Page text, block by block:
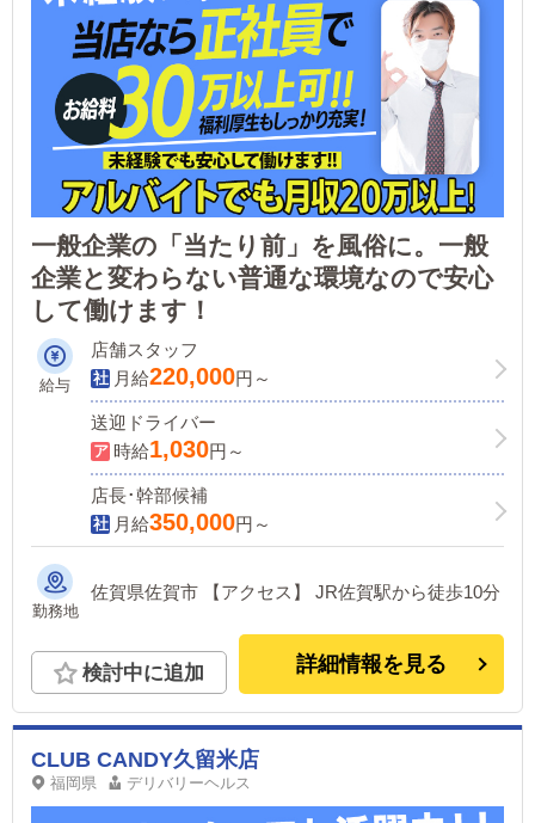
一般企業の「当たり前」を風俗に。一般
企業と変わらない普通な環境なので安心
して働けます！
給与
店舗スタッフ
月給220,000円～
送迎ドライバー
時給1,030円～
店長･幹部候補
月給350,000円～
勤務地
佐賀県佐賀市 【アクセス】 JR佐賀駅から徒歩10分
検討中に追加 詳細情報を見る
CLUB CANDY久留米店
福岡県 デリバリーヘルス